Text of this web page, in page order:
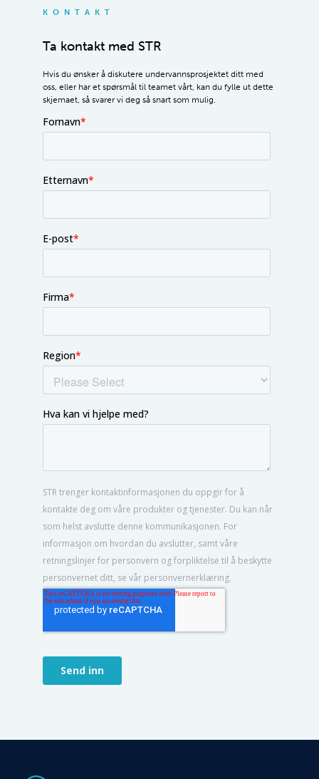
KONTAKT
Ta kontakt med STR
Hvis du ønsker å diskutere undervannsprosjektet ditt med
oss, eller har et spørsmål til teamet vårt, kan du fylle ut dette
skjemaet, så svarer vi deg så snart som mulig.